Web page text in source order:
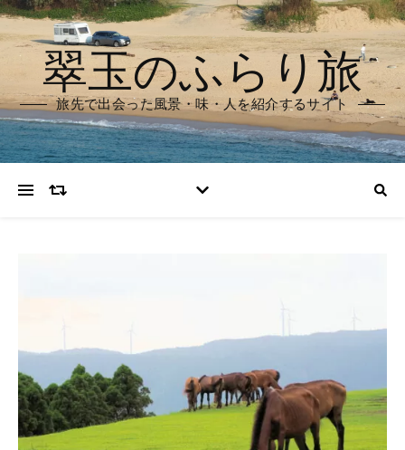
翠玉のふらり旅
旅先で出会った風景・味・人を紹介するサイト